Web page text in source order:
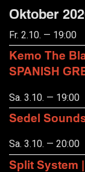
Oktober
Fr. 2.10. — 19:00
Kemo The
SPANISH
Sa. 3.10. — 19:00
Sedel
Sa. 3.10. — 20:00
Split System